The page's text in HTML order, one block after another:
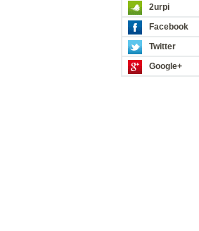
2urpi
Facebook
Twitter
Google+